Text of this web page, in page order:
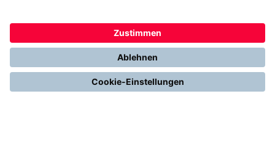
Richtig Heizen & Sparen